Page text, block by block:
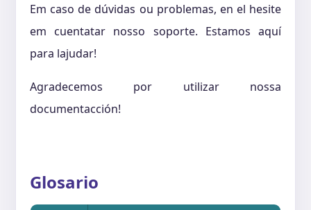
Em caso de dúvidas ou problemas, en el hesite
em cuentatar nosso soporte. Estamos aquí
para lajudar!
Agradecemos por utilizar nossa
documentacción!
Glosario